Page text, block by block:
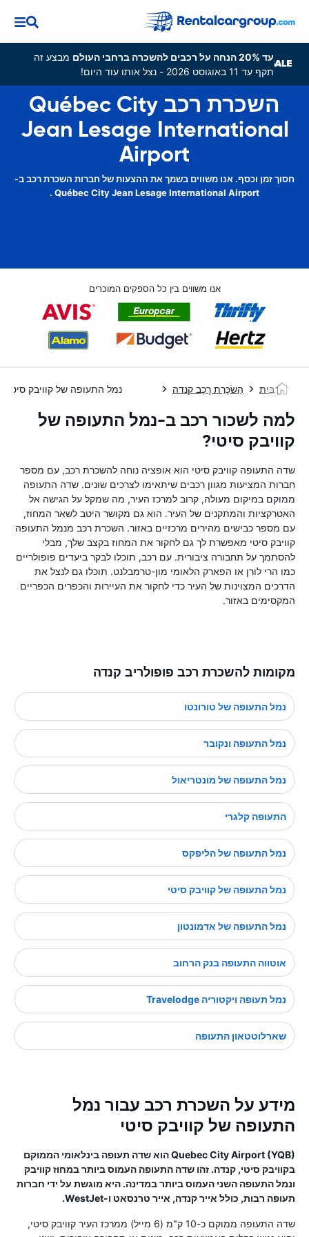
עד 20% הנחה על רכבים להשכרה ברחבי העולם
מבצע זה
תקף עד 11 באוגוסט 2026 - נצל אותו עוד היום!
השכרת רכב Québec City
Jean Lesage International
Airport
חסוך זמן וכסף. אנו משווים בשמך את ההצעות של חברות השכרת רכב ב-
Québec City Jean Lesage International Airport .
אנו משווים בין כל הספקים המוכרים
בַּיִת הַשׂכָּרַת רֶכֶב קנדה נמל התעופה של קוויבק סיטי
למה לשכור רכב ב-נמל התעופה של
קוויבק סיטי?
שדה התעופה קוויבק סיטי הוא אופציה נוחה להשכרת רכב, עם מספר
חברות המציעות מגוון רכבים שיתאימו לצרכים שונים. שדה התעופה
ממוקם במיקום מעולה, קרוב למרכז העיר, מה שמקל על הגישה אל
האטרקציות והמתקנים של העיר. הוא גם מקושר היטב לשאר המחוז,
עם מספר כבישים מהירים מרכזיים באזור. השכרת רכב מנמל התעופה
קוויבק סיטי מאפשרת לך גם לחקור את המחוז בקצב שלך, מבלי
להסתמך על תחבורה ציבורית. עם רכב, תוכלו לבקר ביעדים פופולריים
כמו הרי לורן או הפארק הלאומי מון-טרמבלנט. תוכלו גם לנצל את
הדרכים המצוינות של העיר כדי לחקור את העיירות והכפרים הכפריים
המקסימים באזור.
מקומות להשכרת רכב פופולריב קנדה
נמל התעופה של טורונטו
נמל התעופה ונקובר
נמל התעופה של מונטריאול
התעופה קלגרי
נמל התעופה של הליפקס
נמל התעופה של קוויבק סיטי
נמל התעופה של אדמונטון
אוטווה התעופה בנק הרחוב
נמל תעופה ויקטוריה Travelodge
שארלוטטאון התעופה
מידע על השכרת רכב עבור נמל
התעופה של קוויבק סיטי
Quebec City Airport (YQB) הוא שדה תעופה בינלאומי הממוקם
בקוויבק סיטי, קנדה. זהו שדה התעופה העמוס ביותר במחוז קוויבק
ונמל התעופה השני העמוס ביותר במדינה. היא מוגשת על ידי חברות
תעופה רבות, כולל אייר קנדה, אייר טרנסאט ו-WestJet.
שדה התעופה ממוקם כ-10 ק"מ (6 מייל) ממרכז העיר קוויבק סיטי,